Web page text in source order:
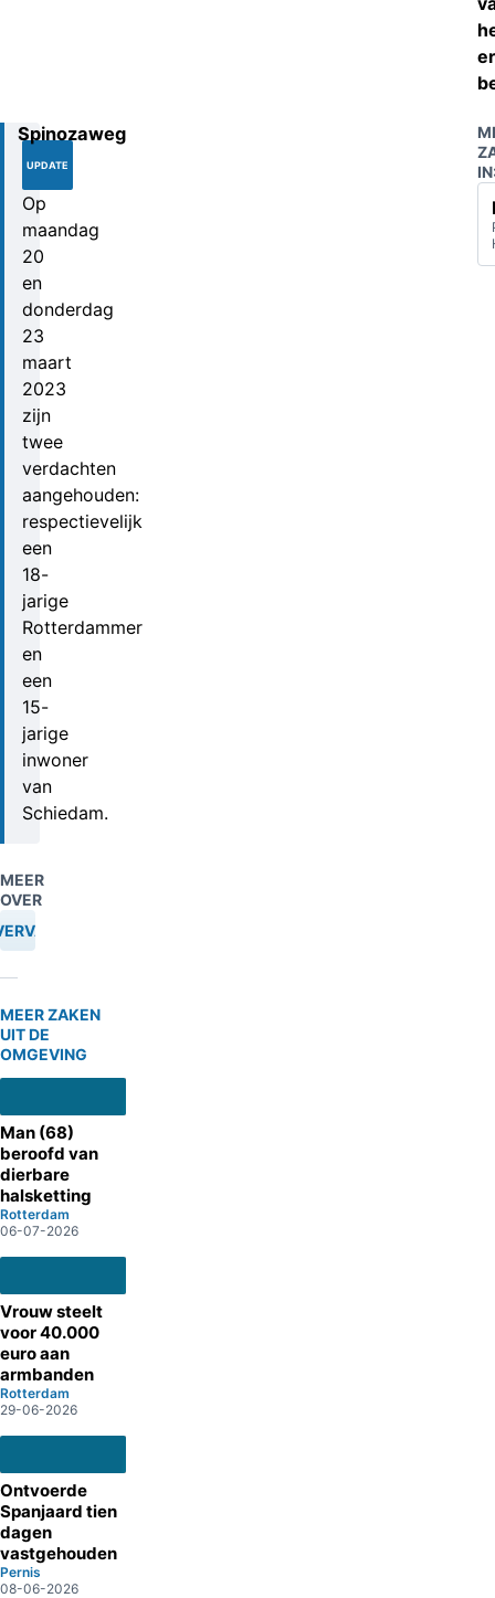
UPDATE
Op
maandag
20
en
donderdag
23
maart
2023
zijn
twee
verdachten
aangehouden:
respectievelijk
een
18-
jarige
Rotterdammer
en
een
15-
jarige
inwoner
van
Schiedam.
Spinozaweg
MEER
OVER
MEER ZAKEN
UIT DE
OMGEVING
Man (68)
beroofd van
dierbare
halsketting
Rotterdam
06-07-2026
Vrouw steelt
voor 40.000
euro aan
armbanden
Rotterdam
29-06-2026
Ontvoerde
Spanjaard tien
dagen
vastgehouden
Pernis
08-06-2026